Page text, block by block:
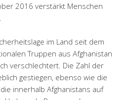
2016 verstärkt Menschen
im Land seit dem
Truppen aus Afghanistan
verschlechtert. Die Zahl der
gestiegen, ebenso wie die
innerhalb Afghanistans auf